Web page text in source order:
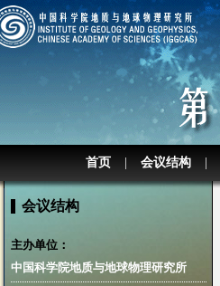
首页 会议结构
会议结构
主办单位：
中国科学院地质与地球物理研究所